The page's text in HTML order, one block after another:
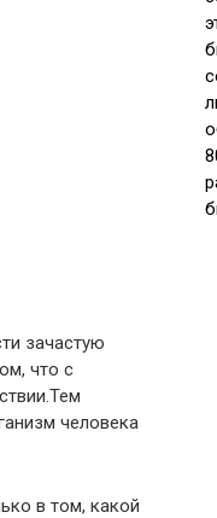
зачастую
что с
человека
в том, какой